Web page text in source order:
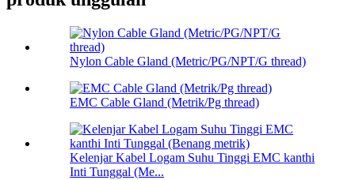
Nylon Cable Gland (Metric/PG/NPT/G thread)
EMC Cable Gland (Metrik/Pg thread)
Kelenjar Kabel Logam Suhu Tinggi EMC kanthi
Inti Tunggal (Me...